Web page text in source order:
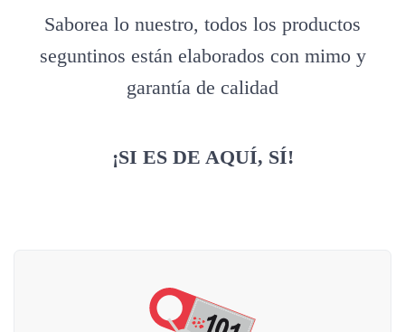
Saborea lo nuestro, todos los productos
seguntinos están elaborados con mimo y
garantía de calidad
¡SI ES DE AQUÍ, SÍ!